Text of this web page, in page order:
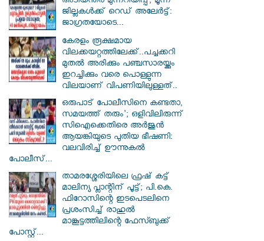
ജില്ലകൾക്ക് റെഡ് അലേർട്ട്:
ജാഗ്രതയോടെ...
കേരളം രൂക്ഷമായ
വിലക്കയറ്റത്തിലേക്ക്..പച്ചക്കറി
മുതൽ അരിക്കും പഞ്ചസാരയ്ക്കും
ഇറച്ചിക്കും വരെ പൊള്ളുന്ന
വിലയാണ് വിപണിയിലുള്ളത്..
ഒരുപാട് പോലീസിനെ കണ്ടതാ,
സമയത്ത് തരും'; ഒളിവിലിരുന്ന്
സിഐക്കെതിരെ അർജുൻ
ആയങ്കിയുടെ പുതിയ ഭീഷണി:
വലവിരിച്ച് ഊന്നുകൽ
പോലീസ്...
താമരശ്ശേരിയിലെ ഫ്രഷ് കട്ട്
മാലിന്യ പ്ലാന്റിന് പൂട്ട്; പി.കെ.
ഫിറോസിന്റെ ഇടപെടലിനെ
പ്രശംസിച്ച് രാഹുൽ
മാങ്കൂട്ടത്തിലിന്റെ ഫേസ്ബുക്ക്
പോസ്റ്റ്...